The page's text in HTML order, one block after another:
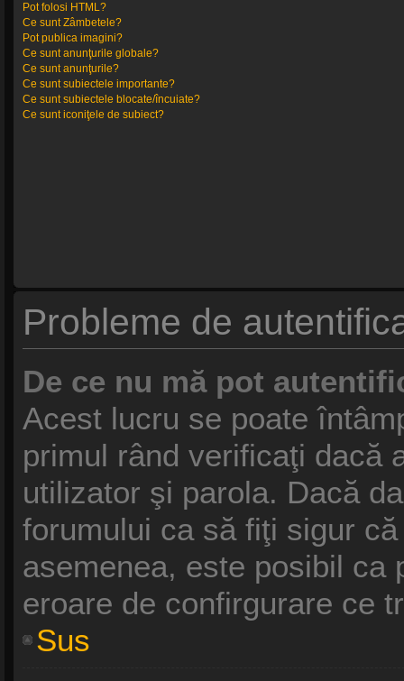
Pot folosi HTML?
Ce sunt Zâmbetele?
Pot publica imagini?
Ce sunt anunţurile globale?
Ce sunt anunţurile?
Ce sunt subiectele importante?
Ce sunt subiectele blocate/încuiate?
Ce sunt iconiţele de subiect?
Probleme de
De ce nu mă pot
Acest lucru se poate
primul rând verificaţi dacă
utilizator şi parola. Dacă
forumului ca să fiţi sigur
asemenea, este posibil ca
eroare de confirgurare ce
Sus